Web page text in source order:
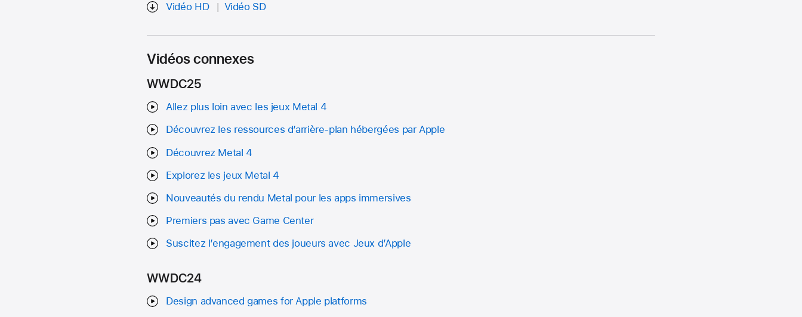
Vidéo HD
Vidéo SD
Vidéos connexes
WWDC25
Allez plus loin avec les jeux Metal 4
Découvrez les ressources d’arrière-plan hébergées par Apple
Découvrez Metal 4
Explorez les jeux Metal 4
Nouveautés du rendu Metal pour les apps immersives
Premiers pas avec Game Center
Suscitez l’engagement des joueurs avec Jeux d’Apple
WWDC24
Design advanced games for Apple platforms